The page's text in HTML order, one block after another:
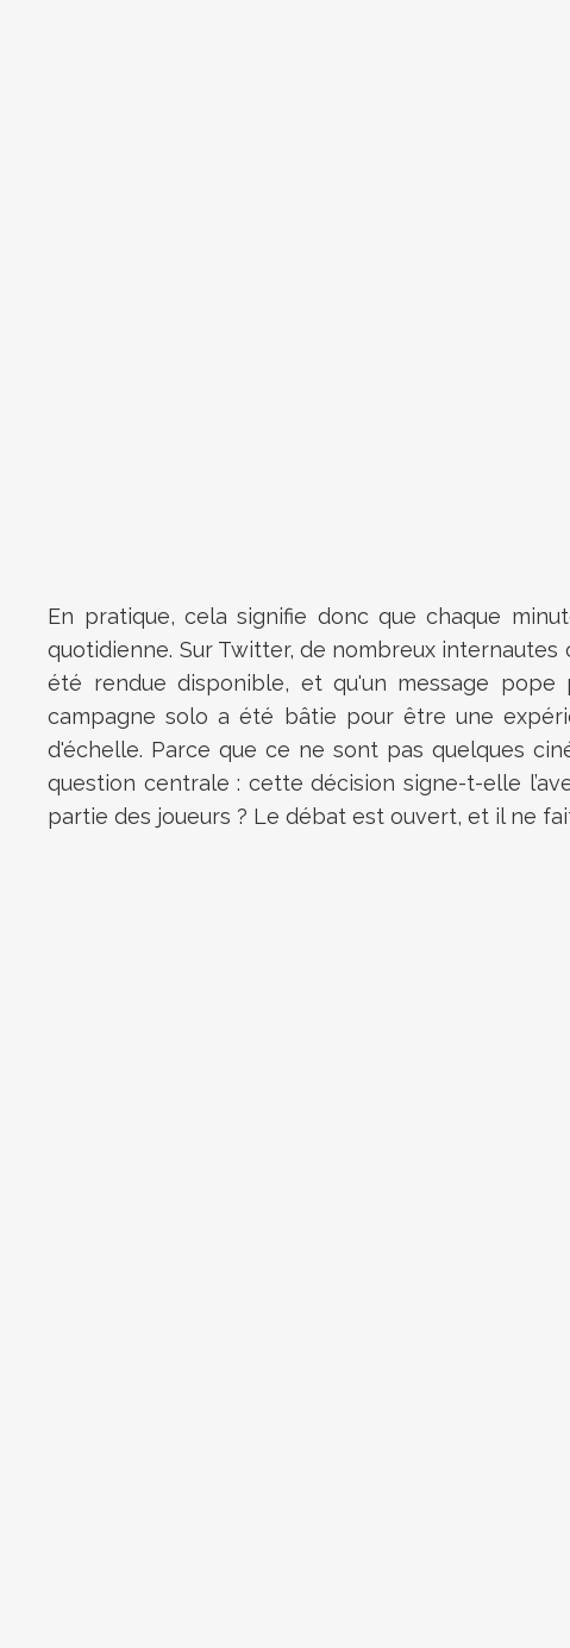
En pratique, cela signifie donc que chaque
quotidienne. Sur Twitter, de nombreux
été rendue disponible, et qu'un message
campagne solo a été bâtie pour être une
d'échelle. Parce que ce ne sont pas quelques
question centrale : cette décision signe-t-elle
partie des joueurs ? Le débat est ouvert, et il ne